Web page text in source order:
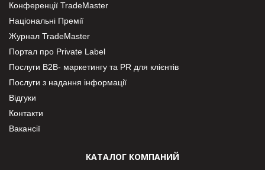
Конференції TradeMaster
Національні Премії
Журнал TradeMaster
Портал про Private Label
Послуги В2В- маркетингу та PR для клієнтів
Послуги з надання інформації
Відгуки
Контакти
Вакансії
КАТАЛОГ КОМПАНИЙ